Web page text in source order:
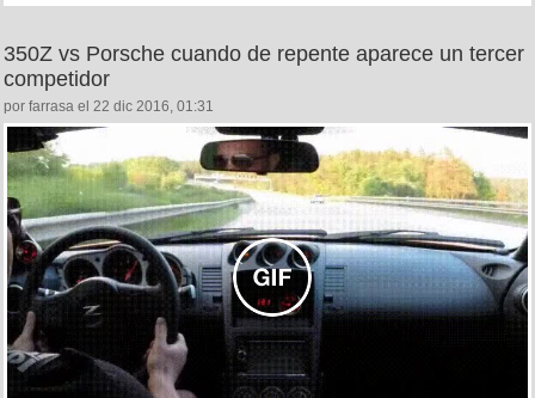
350Z vs Porsche cuando de repente aparece un tercer
competidor
por farrasa el 22 dic 2016, 01:31